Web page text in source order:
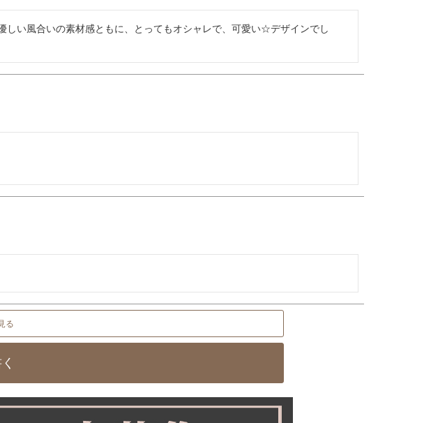
い風合いの素材感ともに、とってもオシャレで、可愛い☆デザインでし
る